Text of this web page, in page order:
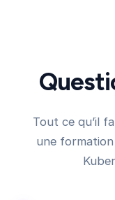
Tout ce qu’il
une